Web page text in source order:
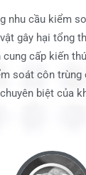
nhu cầu kiểm
vật gây hại tổng
cấp kiến
soát côn
biệt của